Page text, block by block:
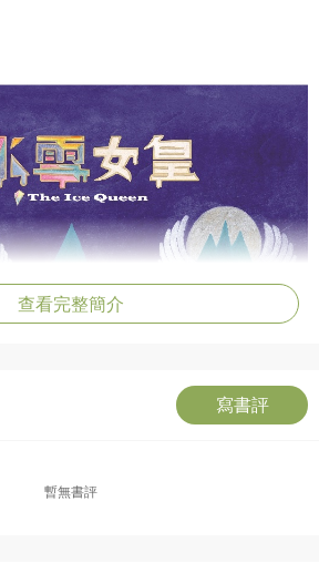
查看完整簡介
寫書評
暫無書評